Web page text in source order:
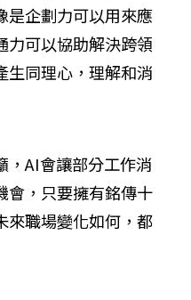
是企劃力可以用來應
力可以協助解決跨領
生同理心，理解和消
，AI會讓部分工作消
會，只要擁有銘傳十
來職場變化如何，都